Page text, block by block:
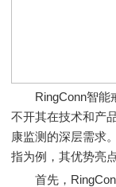
RingConn智能戒
不开其在技术和产
康监测的深层需求
指为例，其优势亮
首先，RingConn